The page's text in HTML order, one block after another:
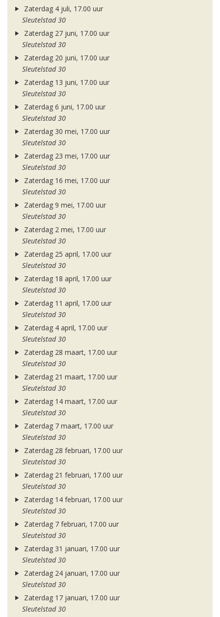
Zaterdag 4 juli, 17.00 uur
Sleutelstad 30
Zaterdag 27 juni, 17.00 uur
Sleutelstad 30
Zaterdag 20 juni, 17.00 uur
Sleutelstad 30
Zaterdag 13 juni, 17.00 uur
Sleutelstad 30
Zaterdag 6 juni, 17.00 uur
Sleutelstad 30
Zaterdag 30 mei, 17.00 uur
Sleutelstad 30
Zaterdag 23 mei, 17.00 uur
Sleutelstad 30
Zaterdag 16 mei, 17.00 uur
Sleutelstad 30
Zaterdag 9 mei, 17.00 uur
Sleutelstad 30
Zaterdag 2 mei, 17.00 uur
Sleutelstad 30
Zaterdag 25 april, 17.00 uur
Sleutelstad 30
Zaterdag 18 april, 17.00 uur
Sleutelstad 30
Zaterdag 11 april, 17.00 uur
Sleutelstad 30
Zaterdag 4 april, 17.00 uur
Sleutelstad 30
Zaterdag 28 maart, 17.00 uur
Sleutelstad 30
Zaterdag 21 maart, 17.00 uur
Sleutelstad 30
Zaterdag 14 maart, 17.00 uur
Sleutelstad 30
Zaterdag 7 maart, 17.00 uur
Sleutelstad 30
Zaterdag 28 februari, 17.00 uur
Sleutelstad 30
Zaterdag 21 februari, 17.00 uur
Sleutelstad 30
Zaterdag 14 februari, 17.00 uur
Sleutelstad 30
Zaterdag 7 februari, 17.00 uur
Sleutelstad 30
Zaterdag 31 januari, 17.00 uur
Sleutelstad 30
Zaterdag 24 januari, 17.00 uur
Sleutelstad 30
Zaterdag 17 januari, 17.00 uur
Sleutelstad 30